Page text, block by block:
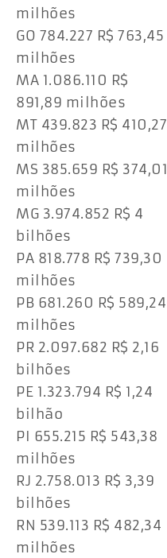
milhões
GO 784.227 R$ 763,45
milhões
MA 1.086.110 R$
891,89 milhões
MT 439.823 R$ 410,27
milhões
MS 385.659 R$ 374,01
milhões
MG 3.974.852 R$ 4
bilhões
PA 818.778 R$ 739,30
milhões
PB 681.260 R$ 589,24
milhões
PR 2.097.682 R$ 2,16
bilhões
PE 1.323.794 R$ 1,24
bilhão
PI 655.215 R$ 543,38
milhões
RJ 2.758.013 R$ 3,39
bilhões
RN 539.113 R$ 482,34
milhões